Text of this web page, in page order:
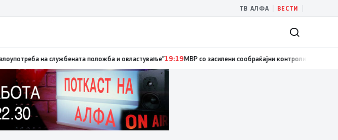
ТВ АЛФА ВЕСТИ
МВР: Лишен од слобода полициски службеник, поднесена кривична пријава за „злоупотреба на